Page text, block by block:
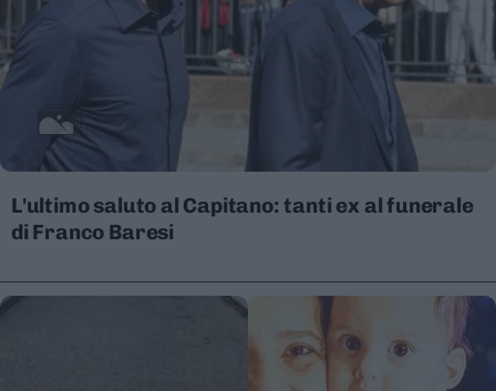
L'ultimo saluto al Capitano: tanti ex al funerale
di Franco Baresi